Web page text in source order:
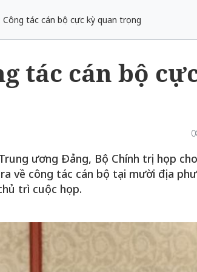
Công tác cán bộ cực kỳ quan trọng
tác cán bộ
ương Đảng, Bộ Chính trị họp
về công tác cán bộ tại mười địa
trì cuộc họp.